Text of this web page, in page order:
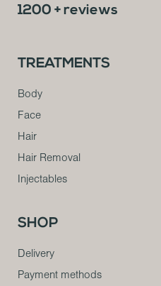
1200 + reviews
TREATMENTS
Body
Face
Hair
Hair Removal
Injectables
SHOP
Delivery
Payment methods